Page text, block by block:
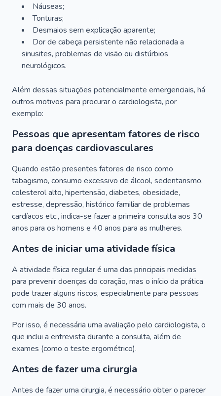
Náuseas;
Tonturas;
Desmaios sem explicação aparente;
Dor de cabeça persistente não relacionada a
sinusites, problemas de visão ou distúrbios
neurológicos.
Além dessas situações potencialmente emergenciais, há
outros motivos para procurar o cardiologista, por
exemplo:
Pessoas que apresentam fatores de risco
para doenças cardiovasculares
Quando estão presentes fatores de risco como
tabagismo, consumo excessivo de álcool, sedentarismo,
colesterol alto, hipertensão, diabetes, obesidade,
estresse, depressão, histórico familiar de problemas
cardíacos etc., indica-se fazer a primeira consulta aos 30
anos para os homens e 40 anos para as mulheres.
Antes de iniciar uma atividade física
A atividade física regular é uma das principais medidas
para prevenir doenças do coração, mas o início da prática
pode trazer alguns riscos, especialmente para pessoas
com mais de 30 anos.
Por isso, é necessária uma avaliação pelo cardiologista, o
que inclui a entrevista durante a consulta, além de
exames (como o teste ergométrico).
Antes de fazer uma cirurgia
Antes de fazer uma cirurgia, é necessário obter o parecer